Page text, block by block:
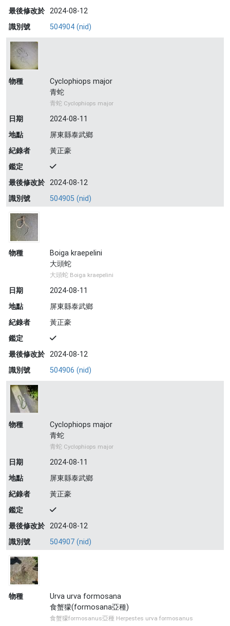
最後修改於 2024-08-12
識別號
504904 (nid)
物種
Cyclophiops major
青蛇
青蛇 Cyclophiops major
日期
2024-08-11
地點
屏東縣泰武鄉
紀錄者
黃正豪
鑑定
最後修改於 2024-08-12
識別號
504905 (nid)
物種
Boiga kraepelini
大頭蛇
大頭蛇 Boiga kraepelini
日期
2024-08-11
地點
屏東縣泰武鄉
紀錄者
黃正豪
鑑定
最後修改於 2024-08-12
識別號
504906 (nid)
物種
Cyclophiops major
青蛇
青蛇 Cyclophiops major
日期
2024-08-11
地點
屏東縣泰武鄉
紀錄者
黃正豪
鑑定
最後修改於 2024-08-12
識別號
504907 (nid)
物種
Urva urva formosana
食蟹獴(formosana亞種)
食蟹獴formosanus亞種 Herpestes urva formosanus